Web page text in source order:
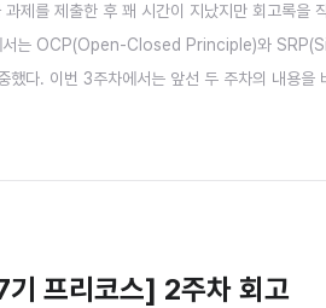
과제를 제출한 후 꽤 시간이 지났지만 회고록을
서는 OCP(Open-Closed Principle)와
했다. 이번 3주차에서는 앞선 두 주차의 내용
기 프리코스] 2주차 회고